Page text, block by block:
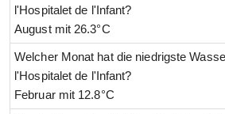
l'Hospitalet de l'Infant?
August mit 26.3°C
Welcher Monat hat die niedrigste
l'Hospitalet de l'Infant?
Februar mit 12.8°C